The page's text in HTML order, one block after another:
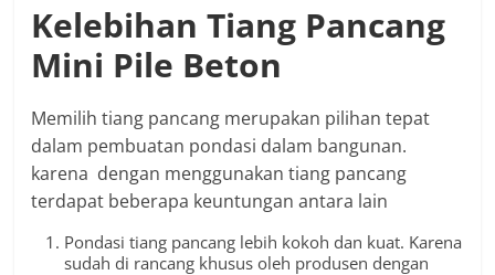
Kelebihan Tiang Pancang
Mini Pile Beton
Memilih tiang pancang merupakan pilihan tepat
dalam pembuatan pondasi dalam bangunan.
karena dengan menggunakan tiang pancang
terdapat beberapa keuntungan antara lain
Pondasi tiang pancang lebih kokoh dan kuat. Karena
sudah di rancang khusus oleh produsen dengan